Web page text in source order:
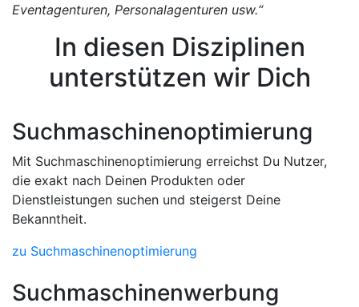
Eventagenturen, Personalagenturen usw.“
In diesen Disziplinen
unterstützen wir Dich
Suchmaschinenoptimierung
Mit Suchmaschinenoptimierung erreichst Du Nutzer,
die exakt nach Deinen Produkten oder
Dienstleistungen suchen und steigerst Deine
Bekanntheit.
zu Suchmaschinenoptimierung
Suchmaschinenwerbung